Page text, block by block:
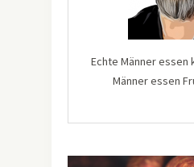
Echte Männer essen
Männer essen